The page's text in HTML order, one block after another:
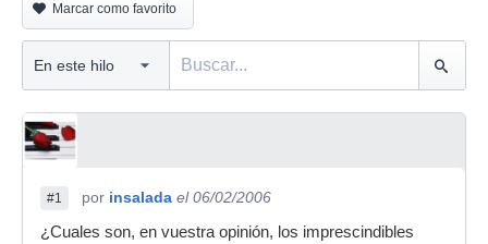
Marcar como favorito
#1 por insalada el 06/02/2006
¿Cuales son, en vuestra opinión, los imprescindibles